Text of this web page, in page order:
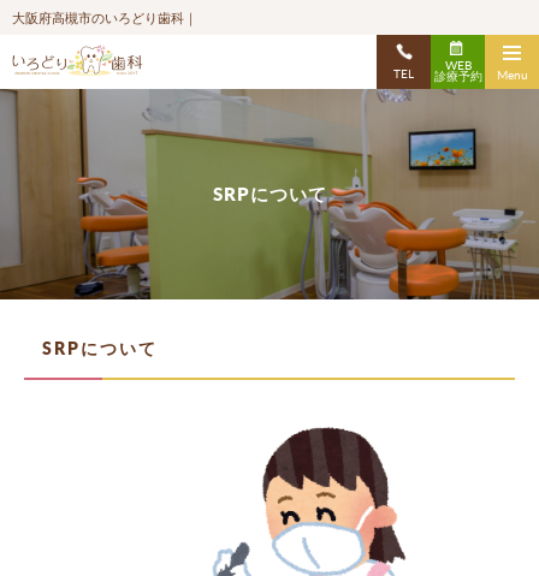
大阪府高槻市のいろどり歯科｜
TEL
WEB
診療予約 Menu
SRPについて
SRPについて